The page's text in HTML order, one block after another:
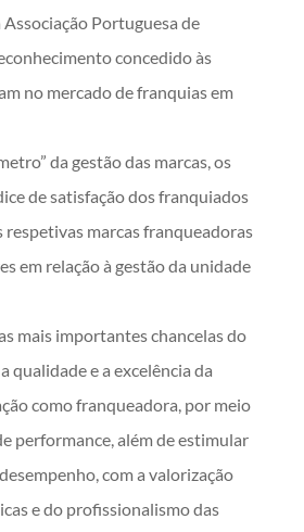
Portuguesa de
concedido às
no mercado de franquias em
da gestão das marcas, os
de satisfação dos franquiados
respetivas marcas franqueadoras
em relação à gestão da unidade
mais importantes chancelas do
qualidade e a excelência da
como franqueadora, por meio
performance, além de estimular
com a valorização
e do profissionalismo das